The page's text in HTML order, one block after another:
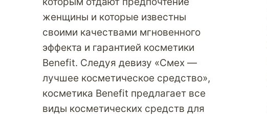
женщины и которые известны
своими качествами мгновенного
эффекта и гарантией косметики
Benefit. Следуя девизу «Смех —
лучшее косметическое средство»,
косметика Benefit предлагает все
виды косметических средств для